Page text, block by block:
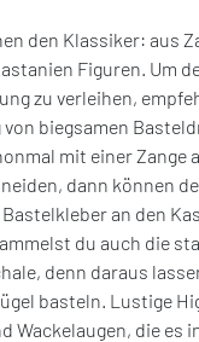
den Klassiker: aus
Figuren. Um
zu verleihen,
von biegsamen
mit einer Zange
dann können
an den
du auch die
denn daraus
basteln. Lustige
Wackelaugen, die es